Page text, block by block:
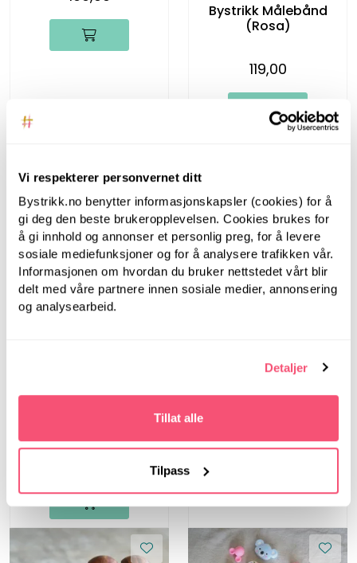
Vi respekterer personvernet ditt
Bystrikk.no benytter informasjonskapsler (cookies) for å
gi deg den beste brukeropplevelsen. Cookies brukes for
å gi innhold og annonser et personlig preg, for å levere
sosiale mediefunksjoner og for å analysere trafikken vår.
Informasjonen om hvordan du bruker nettstedet vårt blir
delt med våre partnere innen sosiale medier, annonsering
og analysearbeid.
Detaljer
Tillat alle
Tilpass
Bystrikk Målebånd
(Rosa)
119,00
149,00